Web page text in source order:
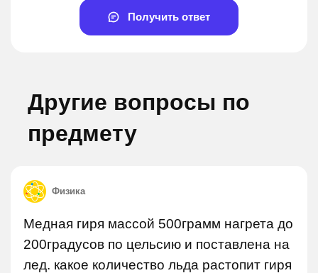
Получить ответ
Другие вопросы по
предмету
Физика
Медная гиря массой 500грамм нагрета до
200градусов по цельсию и поставлена на
лед. какое количество льда растопит гиря